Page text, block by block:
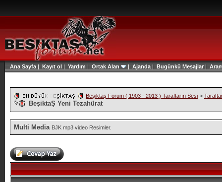
Ana Sayfa | Kayıt ol | Yardım | Ortak Alan | Ajanda | Bugünkü Mesajlar|
Beşiktaş Forum ( 1903 - 2013 ) Taraftarın Sesi >
BeşiktaŞ Yeni Tezahürat
Multi Media BJK mp3 video Resimler.